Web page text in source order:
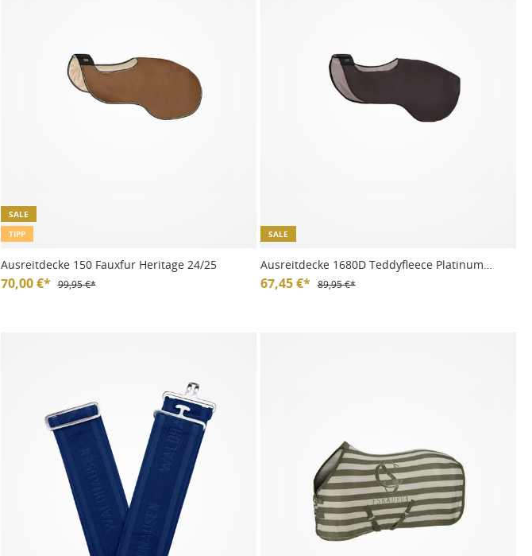
SALE
TIPP
Ausreitdecke 150 Fauxfur Heritage 24/25
70,00 €* 99,95 €*
SALE
Ausreitdecke 1680D Teddyfleece Platinum
HW 24
67,45 €* 89,95 €*